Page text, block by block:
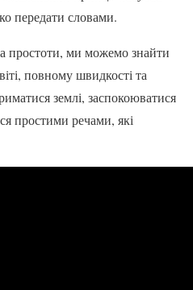
передати словами.
простоти, ми можемо знайти
повному швидкості та
землі, заспокоюватися
простими речами, які